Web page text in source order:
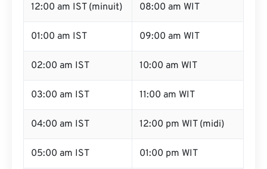
12:00 am IST (minuit) 08:00 am WIT
01:00 am IST 09:00 am WIT
02:00 am IST 10:00 am WIT
03:00 am IST 11:00 am WIT
04:00 am IST 12:00 pm WIT (midi)
05:00 am IST 01:00 pm WIT